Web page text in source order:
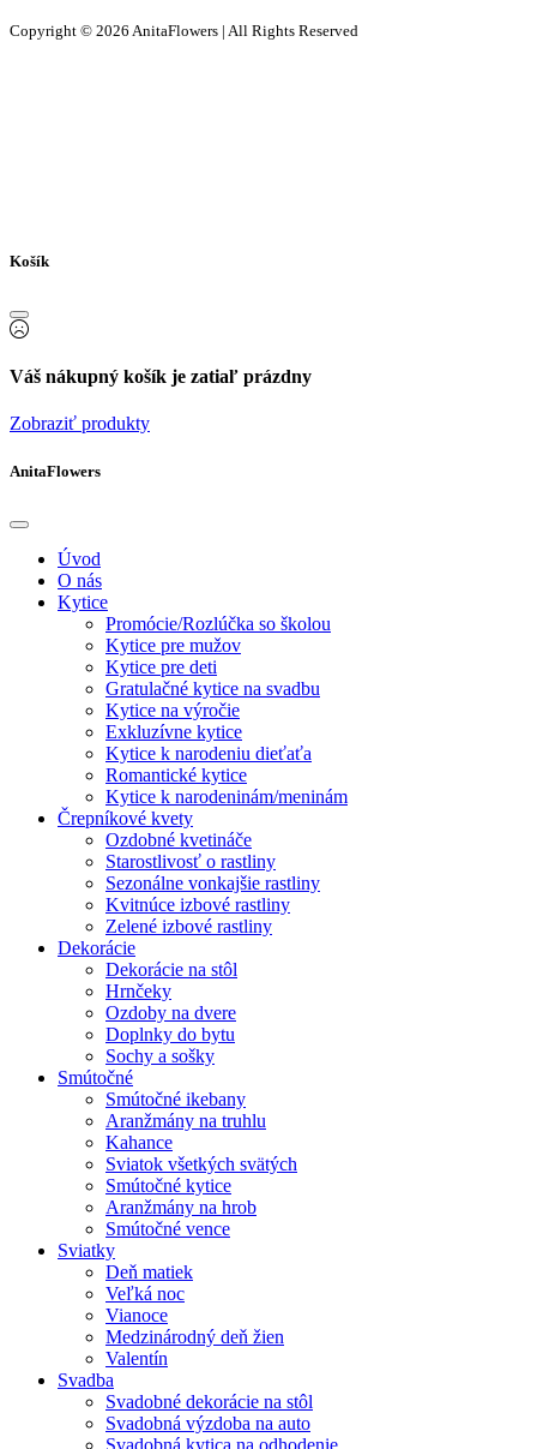
Copyright © 2026 AnitaFlowers | All Rights Reserved
Košík
Váš nákupný košík je zatiaľ prázdny
Zobraziť produkty
AnitaFlowers
Úvod
O nás
Kytice
Promócie/Rozlúčka so školou
Kytice pre mužov
Kytice pre deti
Gratulačné kytice na svadbu
Kytice na výročie
Exkluzívne kytice
Kytice k narodeniu dieťaťa
Romantické kytice
Kytice k narodeninám/meninám
Črepníkové kvety
Ozdobné kvetináče
Starostlivosť o rastliny
Sezonálne vonkajšie rastliny
Kvitnúce izbové rastliny
Zelené izbové rastliny
Dekorácie
Dekorácie na stôl
Hrnčeky
Ozdoby na dvere
Doplnky do bytu
Sochy a sošky
Smútočné
Smútočné ikebany
Aranžmány na truhlu
Kahance
Sviatok všetkých svätých
Smútočné kytice
Aranžmány na hrob
Smútočné vence
Sviatky
Deň matiek
Veľká noc
Vianoce
Medzinárodný deň žien
Valentín
Svadba
Svadobné dekorácie na stôl
Svadobná výzdoba na auto
Svadobná kytica na odhodenie